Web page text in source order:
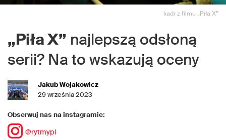
kadr z filmu „Piła X”
„Piła X” najlepszą odsłoną
serii? Na to wskazują oceny
Jakub Wojakowicz
29 września 2023
Obserwuj nas na instagramie:
@rytmypl